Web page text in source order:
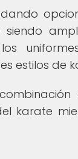
estilos de
karate